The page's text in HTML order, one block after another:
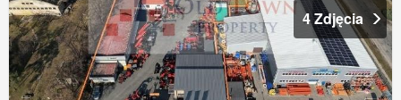
4 Zdjęcia